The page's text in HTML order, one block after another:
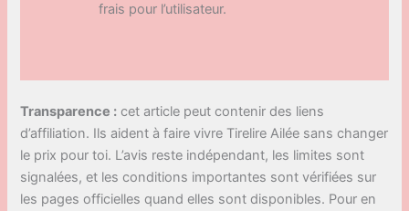
frais pour l’utilisateur.
Transparence : cet article peut contenir des liens
d’affiliation. Ils aident à faire vivre Tirelire Ailée sans changer
le prix pour toi. L’avis reste indépendant, les limites sont
signalées, et les conditions importantes sont vérifiées sur
les pages officielles quand elles sont disponibles. Pour en